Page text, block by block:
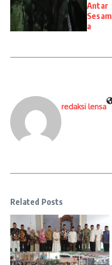
Antar
Sesam
a
redaksi lensa
Related Posts